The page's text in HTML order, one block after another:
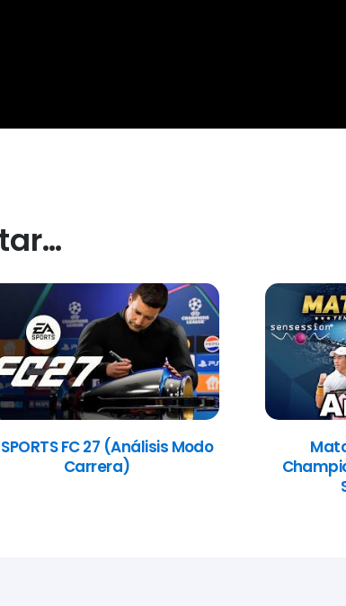
SPORTS FC 27 (Análisis Modo
Carrera)